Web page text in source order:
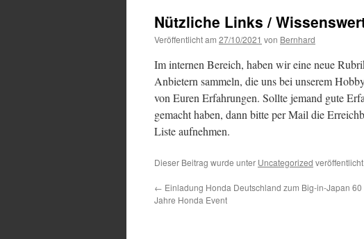
Nützliche Links /
Veröffentlicht am 27/10/2021 von Bernhard
Im internen Bereich, haben wir eine neue
Anbietern sammeln, die uns bei unserem
von Euren Erfahrungen. Sollte jemand gute
gemacht haben, dann bitte per Mail die
Liste aufnehmen.
Dieser Beitrag wurde unter Uncategorized
← Einladung Honda Deutschland zum Big-in-Japan 60
Jahre Honda Event